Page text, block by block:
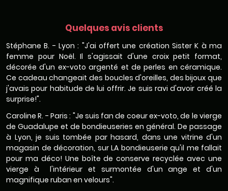
Quelques avis clients
Stéphane B. - Lyon : "J'ai offert une création Sister K à ma
femme pour Noël. Il s'agissait d'une croix petit format,
décorée d'un ex-voto argenté et de perles en céramique.
Ce cadeau changeait des boucles d'oreilles, des bijoux que
j'avais pour habitude de lui offrir. Je suis ravi d'avoir créé la
surprise!".
Caroline R. - Paris : "Je suis fan de coeur ex-voto, de le vierge
de Guadalupe et de bondieuseries en général. De passage
à Lyon, je suis tombée par hasard, dans une vitrine d'un
magasin de décoration, sur LA bondieuserie qu'il me fallait
pour ma déco! Une boîte de conserve recyclée avec une
vierge à l'intérieur et surmontée d'un ange et d'un
magnifique ruban en velours".